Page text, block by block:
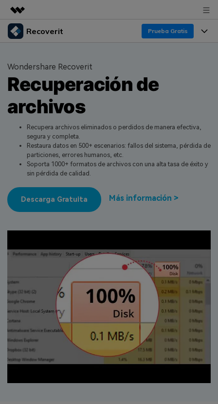
Productos destacados
Utilidades
Soluciones
Quiénes somos
Sala de prensa
Tienda
Soporte
Recoverit Prueba Gratis
Recoverit para Windows
Líder en recuperación para Windows
Pruébalo Gratis
Recoverit para Mac
Recupera datos ilimitados del sistema Mac
Pruébalo Gratis
Recoverit Gratis
Recupera datos perdidos/eliminados gratis
Pruébalo Gratis
Otros Productos
Repairit - Reparar Datos
UBackit - Respaldar Datos
Funciones
Recuperar de Unidades
Recuperar Medios Borrados
Soluciones de Recuperación Exclusivas Nuevo
Recuperar Documentos
Escenarios de Pérdida de Datos
Recursos
Por qué Recoverit
Experto en Recuperación de Datos
Historias de Clientes
Temas Destacados
Wondershare Recoverit
Recuperación de
archivos
Recupera archivos eliminados o perdidos de manera efectiva,
segura y completa.
Restaura datos en 500+ escenarios: fallos del sistema, pérdida de
particiones, errores humanos, etc.
Soporta 1000+ formatos de archivos con una alta tasa de éxito y
sin pérdida de calidad.
Descarga Gratuita Más información >